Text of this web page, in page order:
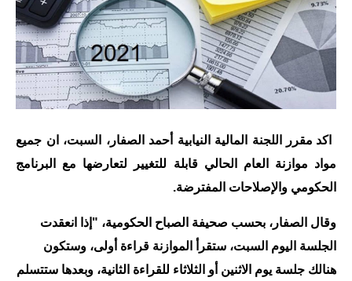
المنح المالية
قطع الاراضي
اخبار العراق
الاخبار الامنية
الاخبار الرياضية
المدارس
اكد مقرر اللجنة المالية النيابية أحمد الصفار، السبت، ان جميع
مواد موازنة العام الحالي قابلة للتغيير لتعارضها مع البرنامج
الحكومي والإصلاحات المفترضة.
وقال الصفار، بحسب صحيفة الصباح الحكومية، "إذا انعقدت
الجلسة اليوم السبت، ستقرأ الموازنة قراءة أولى، وستكون
هنالك جلسة يوم الاثنين أو الثلاثاء للقراءة الثانية، وبعدها ستتسلم